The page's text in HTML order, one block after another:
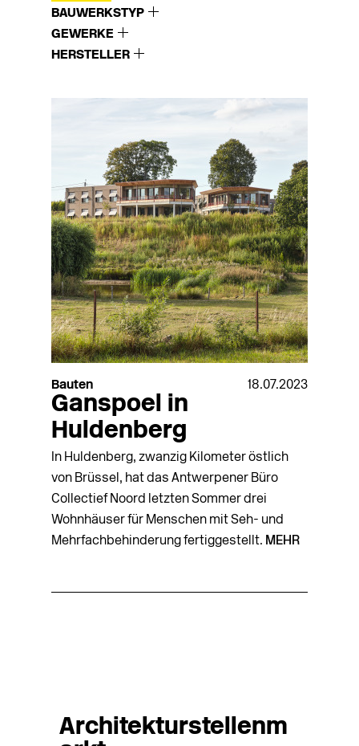
BAUWERKSTYP
GEWERKE
HERSTELLER
Bauten 18.07.2023
Ganspoel in
Huldenberg
In Huldenberg, zwanzig Kilometer östlich
von Brüssel, hat das Antwerpener Büro
Collectief Noord letzten Sommer drei
Wohnhäuser für Menschen mit Seh- und
Mehrfachbehinderung fertiggestellt. MEHR
Architekturstellenm